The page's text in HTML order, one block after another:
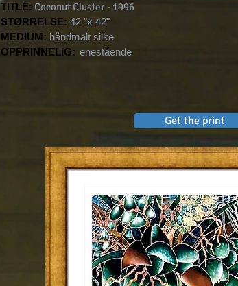
TITLE: Coconut Cluster - 1996
STØRRELSE: 42 "x 42"
MEDIUM: håndmalt silke
OPPRINNELIG: enestående
Get the print